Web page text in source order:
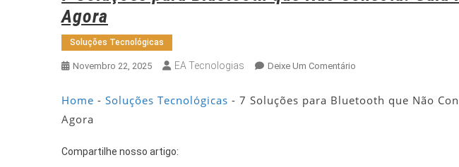
Agora
Soluções Tecnológicas
Novembro 22, 2025 EA Tecnologias Deixe Um Comentário
Soluções
Home - Soluções Tecnológicas - 7 Soluções para Bluetooth que Não
Agora
Compartilhe nosso artigo: